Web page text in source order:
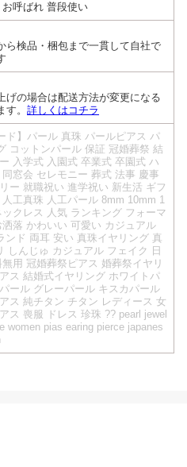
呼ばれ 普段使い
ら検品・梱包まで一貫して自社で
げの場合は配送方法が変更になる
。 詳しくはコチラ
ド】パール 真珠 パールピアス パ
コットンパール 保証 冠婚葬祭 結
入学式 入園式 卒業式 卒園式 ハ
窓会 セレモニー 葬式 法事 慶事
ー 就職祝い 進学祝い 新生活 ギフ
人工真珠 人工パール 8mm 10mm 1
クレス 人気 ランキング フォーマ
洒落 かわいい 可愛い カジュアル
ンド 両耳 安い 真珠イヤリング 真
しんじゅ カジュアル フェイク 日
用 冠婚葬祭ピアス 婚葬祭イヤリ
ス 結婚式イヤリング ホワイトパ
ール グレーパール キスカパール
ス 純チタン チタン レディース 女
ス 喪服 ドレス 珍珠 ?? pearl jewel
women pias earing pierce japanes